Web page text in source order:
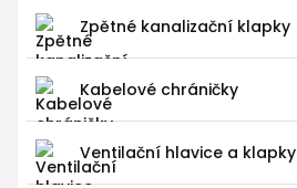
Zpětné kanalizační klapky
Kabelové chráničky
Ventilační hlavice a klapky